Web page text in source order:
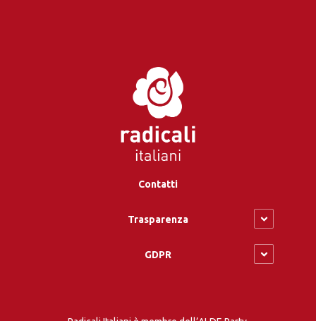
Contatti
Trasparenza
GDPR